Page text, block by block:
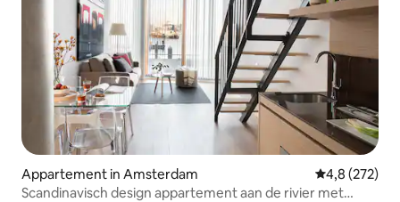
Appartement in Amsterdam Gemiddelde
4,8 (272)
Scandinavisch design appartement aan de rivier met